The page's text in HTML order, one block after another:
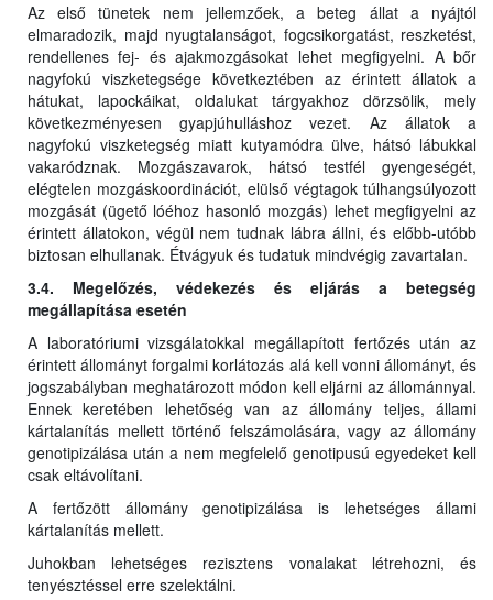
Az első tünetek nem jellemzőek, a beteg állat a nyájtól
elmaradozik, majd nyugtalanságot, fogcsikorgatást, reszketést,
rendellenes fej- és ajakmozgásokat lehet megfigyelni. A bőr
nagyfokú viszketegsége következtében az érintett állatok a
hátukat, lapockáikat, oldalukat tárgyakhoz dörzsölik, mely
következményesen gyapjúhulláshoz vezet. Az állatok a
nagyfokú viszketegség miatt kutyamódra ülve, hátsó lábukkal
vakaródznak. Mozgászavarok, hátsó testfél gyengeségét,
elégtelen mozgáskoordinációt, elülső végtagok túlhangsúlyozott
mozgását (ügető lóéhoz hasonló mozgás) lehet megfigyelni az
érintett állatokon, végül nem tudnak lábra állni, és előbb-utóbb
biztosan elhullanak. Étvágyuk és tudatuk mindvégig zavartalan.
3.4. Megelőzés, védekezés és eljárás a betegség
megállapítása esetén
A laboratóriumi vizsgálatokkal megállapított fertőzés után az
érintett állományt forgalmi korlátozás alá kell vonni állományt, és
jogszabályban meghatározott módon kell eljárni az állománnyal.
Ennek keretében lehetőség van az állomány teljes, állami
kártalanítás mellett történő felszámolására, vagy az állomány
genotipizálása után a nem megfelelő genotipusú egyedeket kell
csak eltávolítani.
A fertőzött állomány genotipizálása is lehetséges állami
kártalanítás mellett.
Juhokban lehetséges rezisztens vonalakat létrehozni, és
tenyésztéssel erre szelektálni.